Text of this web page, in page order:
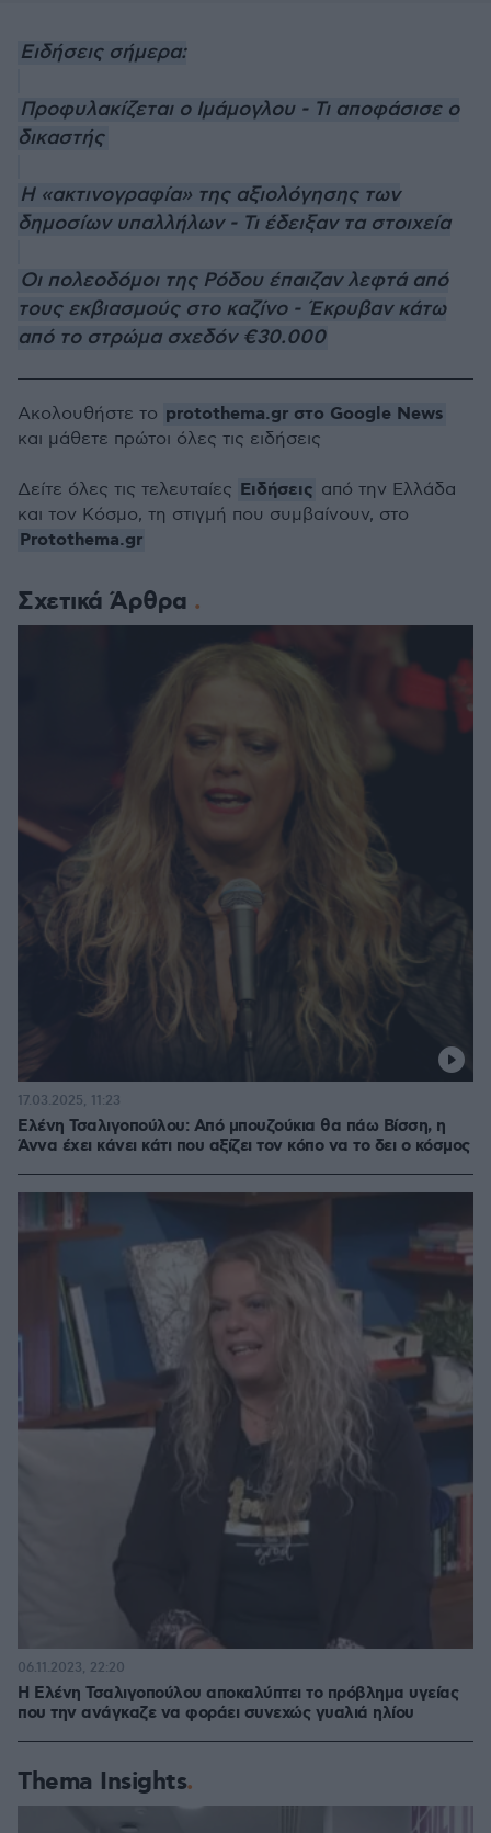
Ειδήσεις σήμερα:
Προφυλακίζεται ο Ιμάμογλου - Τι αποφάσισε ο
δικαστής
Η «ακτινογραφία» της αξιολόγησης των
δημοσίων υπαλλήλων - Τι έδειξαν τα στοιχεία
Οι πολεοδόμοι της Ρόδου έπαιζαν λεφτά από
τους εκβιασμούς στο καζίνο - Έκρυβαν κάτω
από το στρώμα σχεδόν €30.000
Σχετικά Άρθρα
Ελένη Τσαλιγοπούλου: Από μπουζούκια θα πάω Βίσση, η
Άννα έχει κάνει κάτι που αξίζει τον κόπο να το δει ο κόσμος
17.03.2025, 11:23
Η Ελένη Τσαλιγοπούλου αποκαλύπτει το πρόβλημα υγείας
που την ανάγκαζε να φοράει συνεχώς γυαλιά ηλίου
06.11.2023, 22:20
Thema Insights
Ακολουθήστε το protothema.gr στο Google News
και μάθετε πρώτοι όλες τις ειδήσεις
Δείτε όλες τις τελευταίες Ειδήσεις από την Ελλάδα
και τον Κόσμο, τη στιγμή που συμβαίνουν, στο
Protothema.gr